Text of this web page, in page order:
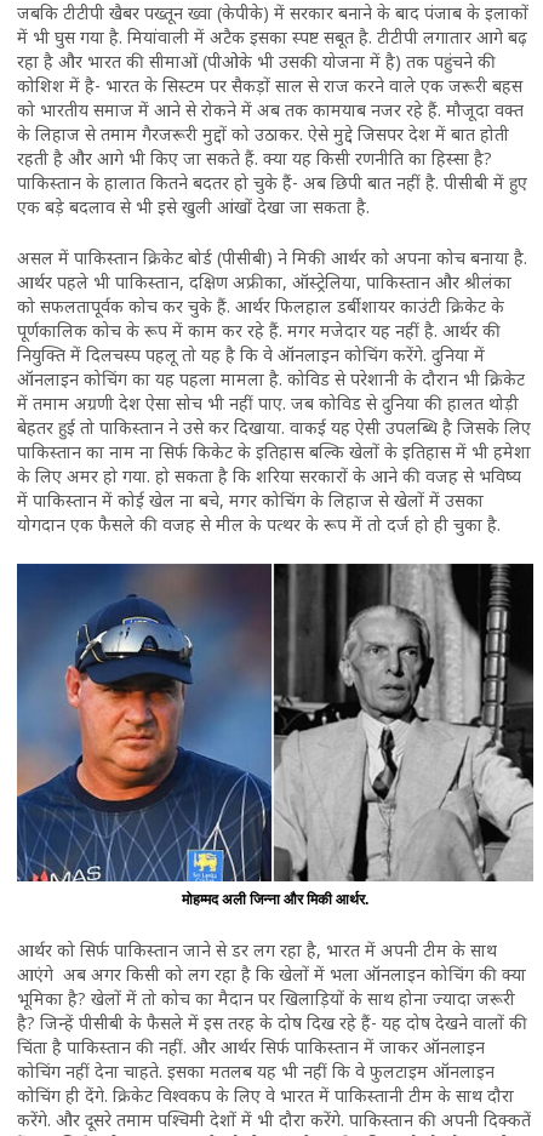
जबकि टीटीपी खैबर पख्तून ख्वा (केपीके) में सरकार बनाने के बाद पंजाब के इलाकों
में भी घुस गया है. मियांवाली में अटैक इसका स्पष्ट सबूत है. टीटीपी लगातार आगे बढ़
रहा है और भारत की सीमाओं (पीओके भी उसकी योजना में है) तक पहुंचने की
कोशिश में है- भारत के सिस्टम पर सैकड़ों साल से राज करने वाले एक जरूरी बहस
को भारतीय समाज में आने से रोकने में अब तक कामयाब नजर रहे हैं. मौजूदा वक्त
के लिहाज से तमाम गैरजरूरी मुद्दों को उठाकर. ऐसे मुद्दे जिसपर देश में बात होती
रहती है और आगे भी किए जा सकते हैं. क्या यह किसी रणनीति का हिस्सा है?
पाकिस्तान के हालात कितने बदतर हो चुके हैं- अब छिपी बात नहीं है. पीसीबी में हुए
एक बड़े बदलाव से भी इसे खुली आंखों देखा जा सकता है.
असल में पाकिस्तान क्रिकेट बोर्ड (पीसीबी) ने मिकी आर्थर को अपना कोच बनाया है.
आर्थर पहले भी पाकिस्तान, दक्षिण अफ्रीका, ऑस्ट्रेलिया, पाकिस्तान और श्रीलंका
को सफलतापूर्वक कोच कर चुके हैं. आर्थर फिलहाल डर्बीशायर काउंटी क्रिकेट के
पूर्णकालिक कोच के रूप में काम कर रहे हैं. मगर मजेदार यह नहीं है. आर्थर की
नियुक्ति में दिलचस्प पहलू तो यह है कि वे ऑनलाइन कोचिंग करेंगे. दुनिया में
ऑनलाइन कोचिंग का यह पहला मामला है. कोविड से परेशानी के दौरान भी क्रिकेट
में तमाम अग्रणी देश ऐसा सोच भी नहीं पाए. जब कोविड से दुनिया की हालत थोड़ी
बेहतर हुई तो पाकिस्तान ने उसे कर दिखाया. वाकई यह ऐसी उपलब्धि है जिसके लिए
पाकिस्तान का नाम ना सिर्फ किकेट के इतिहास बल्कि खेलों के इतिहास में भी हमेशा
के लिए अमर हो गया. हो सकता है कि शरिया सरकारों के आने की वजह से भविष्य
में पाकिस्तान में कोई खेल ना बचे, मगर कोचिंग के लिहाज से खेलों में उसका
योगदान एक फैसले की वजह से मील के पत्थर के रूप में तो दर्ज हो ही चुका है.
मोहम्मद अली जिन्ना और मिकी आर्थर.
आर्थर को सिर्फ पाकिस्तान जाने से डर लग रहा है, भारत में अपनी टीम के साथ
आएंगे अब अगर किसी को लग रहा है कि खेलों में भला ऑनलाइन कोचिंग की क्या
भूमिका है? खेलों में तो कोच का मैदान पर खिलाड़ियों के साथ होना ज्यादा जरूरी
है? जिन्हें पीसीबी के फैसले में इस तरह के दोष दिख रहे हैं- यह दोष देखने वालों की
चिंता है पाकिस्तान की नहीं. और आर्थर सिर्फ पाकिस्तान में जाकर ऑनलाइन
कोचिंग नहीं देना चाहते. इसका मतलब यह भी नहीं कि वे फुलटाइम ऑनलाइन
कोचिंग ही देंगे. क्रिकेट विश्वकप के लिए वे भारत में पाकिस्तानी टीम के साथ दौरा
करेंगे. और दूसरे तमाम पश्चिमी देशों में भी दौरा करेंगे. पाकिस्तान की अपनी दिक्कतें